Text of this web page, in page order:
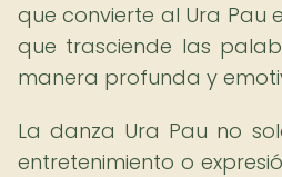
que convierte al Ura Pau
que trasciende las
manera profunda y
La danza Ura Pau no
entretenimiento o